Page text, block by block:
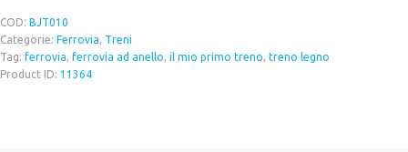
COD: BJT010
Categorie: Ferrovia
Treni
Tag: ferrovia ferrovia ad anello il mio primo treno treno legno
Product ID: 11364